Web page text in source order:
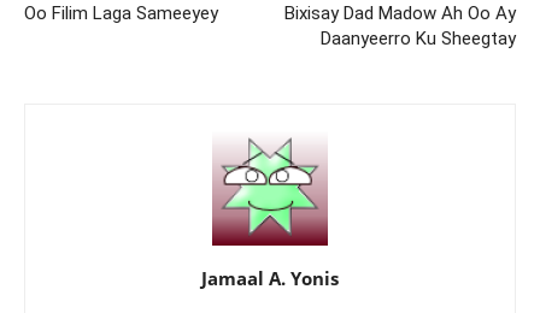
Oo Filim Laga Sameeyey
Bixisay Dad Madow Ah Oo Ay
Daanyeerro Ku Sheegtay
Jamaal A. Yonis